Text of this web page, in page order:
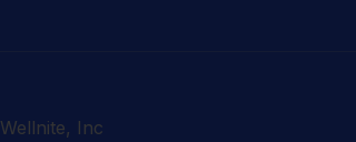
Wellnite, Inc